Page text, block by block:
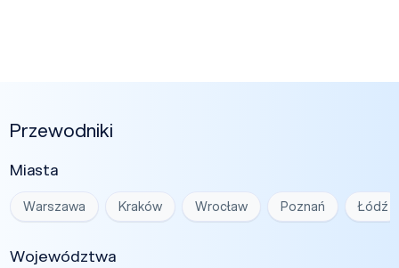
Przewodniki
Miasta
Warszawa Kraków Wrocław Poznań Łódź
Województwa